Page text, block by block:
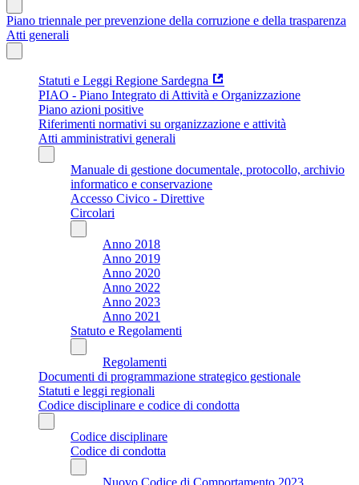
Piano triennale per prevenzione della corruzione e della trasparenza
Atti generali
Statuti e Leggi Regione Sardegna
PIAO - Piano Integrato di Attività e Organizzazione
Piano azioni positive
Riferimenti normativi su organizzazione e attività
Atti amministrativi generali
Manuale di gestione documentale, protocollo, archivio
informatico e conservazione
Accesso Civico - Direttive
Circolari
Anno 2018
Anno 2019
Anno 2020
Anno 2022
Anno 2023
Anno 2021
Statuto e Regolamenti
Regolamenti
Documenti di programmazione strategico gestionale
Statuti e leggi regionali
Codice disciplinare e codice di condotta
Codice disciplinare
Codice di condotta
Nuovo Codice di Comportamento 2023